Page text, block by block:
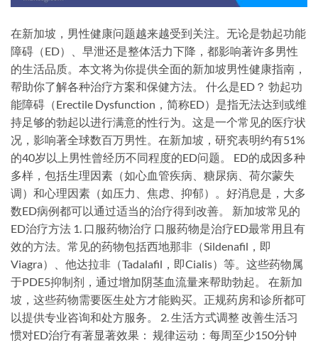
在新加坡，男性健康问题越来越受到关注。无论是勃起功能
障碍（ED）、早泄还是整体活力下降，都影响著许多男性
的生活品质。本文将为你提供全面的新加坡男性健康指南，
帮助你了解各种治疗方案和保健方法。 什么是ED？ 勃起功
能障碍（Erectile Dysfunction，简称ED）是指无法达到或维
持足够的勃起以进行满意的性行为。这是一个常见的医疗状
况，影响著全球数百万男性。在新加坡，研究表明约有51%
的40岁以上男性曾经历不同程度的ED问题。 ED的成因多种
多样，包括生理因素（如心血管疾病、糖尿病、荷尔蒙失
调）和心理因素（如压力、焦虑、抑郁）。好消息是，大多
数ED病例都可以通过适当的治疗得到改善。 新加坡常见的
ED治疗方法 1. 口服药物治疗 口服药物是治疗ED最常用且有
效的方法。常见的药物包括西地那非（Sildenafil，即
Viagra）、他达拉非（Tadalafil，即Cialis）等。这些药物属
于PDE5抑制剂，通过增加阴茎血流量来帮助勃起。 在新加
坡，这些药物需要医生处方才能购买。正规药房和诊所都可
以提供专业咨询和处方服务。 2. 生活方式调整 改善生活习
惯对ED治疗有著显著效果： 规律运动：每周至少150分钟